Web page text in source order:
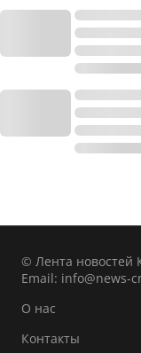
© Лента новостей
Email: info@news-
О нас
Контакты